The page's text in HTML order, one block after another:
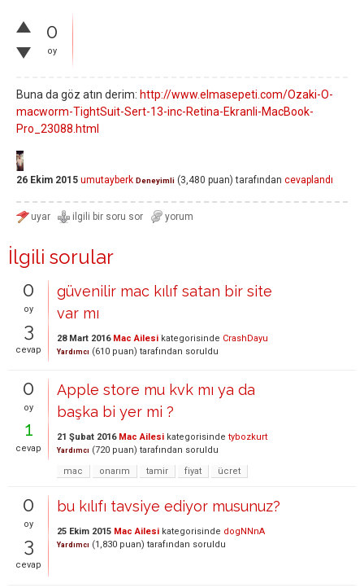
0
oy
Buna da göz atın derim: http://www.elmasepeti.com/Ozaki-O-
macworm-TightSuit-Sert-13-inc-Retina-Ekranli-MacBook-
Pro_23088.html
26 Ekim 2015 umutayberk Deneyimli (3,480 puan) tarafından cevaplandı
İlgili sorular
0
oy
3
cevap
güvenilir mac kılıf satan bir site
var mı
28 Mart 2016 Mac Ailesi kategorisinde CrashDayu
Yardımcı (610 puan) tarafından soruldu
0
oy
1
cevap
Apple store mu kvk mı ya da
başka bi yer mi ?
21 Şubat 2016 Mac Ailesi kategorisinde tybozkurt
Yardımcı (720 puan) tarafından soruldu
mac
onarım tamir fiyat ücret
0
oy
3
cevap
bu kılıfı tavsiye ediyor musunuz?
25 Ekim 2015 Mac Ailesi kategorisinde dogNNnA
Yardımcı (1,830 puan) tarafından soruldu